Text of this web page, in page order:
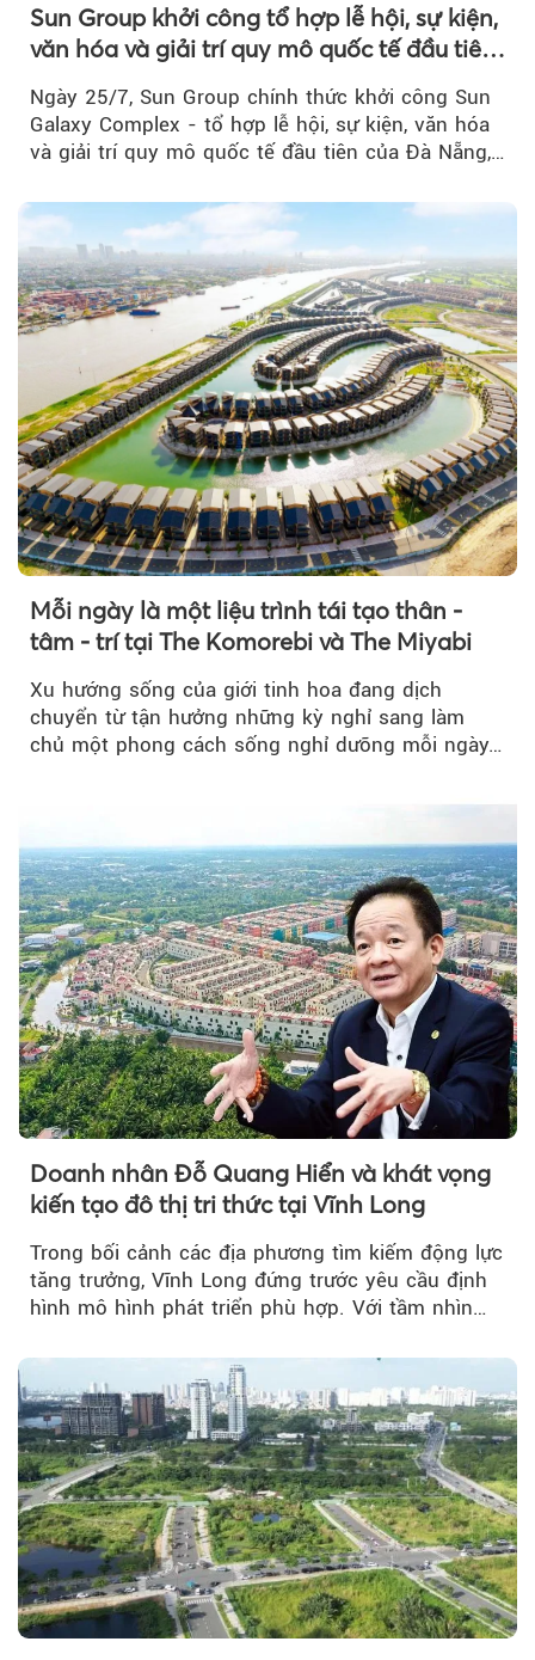
Sun Group khởi công tổ hợp lễ hội, sự kiện,
văn hóa và giải trí quy mô quốc tế đầu tiên
Ngày 25/7, Sun Group chính thức khởi công Sun
Galaxy Complex - tổ hợp lễ hội, sự kiện, văn hóa
và giải trí quy mô quốc tế đầu tiên của Đà Nẵng,…
Mỗi ngày là một liệu trình tái tạo thân -
tâm - trí tại The Komorebi và The Miyabi
Xu hướng sống của giới tinh hoa đang dịch
chuyển từ tận hưởng những kỳ nghỉ sang làm
chủ một phong cách sống nghỉ dưỡng mỗi ngày…
Doanh nhân Đỗ Quang Hiển và khát vọng
kiến tạo đô thị tri thức tại Vĩnh Long
Trong bối cảnh các địa phương tìm kiếm động lực
tăng trưởng, Vĩnh Long đứng trước yêu cầu định
hình mô hình phát triển phù hợp. Với tầm nhìn